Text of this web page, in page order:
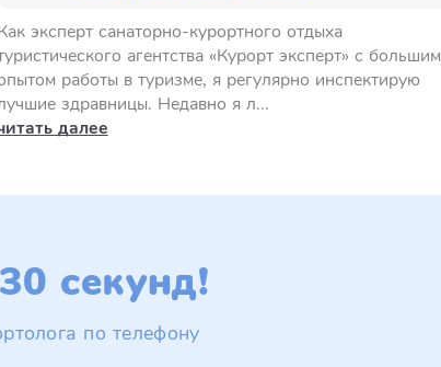
эксперт санаторно-курортного отдыха
агентства «Курорт эксперт» с большим
работы в туризме, я регулярно инспектирую
здравницы. Недавно я л...
далее
секунд!
по телефону